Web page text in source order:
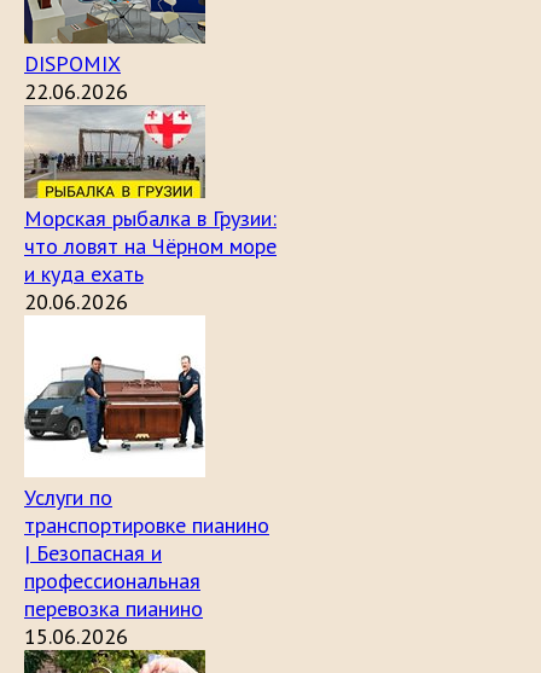
DISPOMIX
22.06.2026
Морская рыбалка в Грузии:
что ловят на Чёрном море
и куда ехать
20.06.2026
Услуги по
транспортировке пианино
| Безопасная и
профессиональная
перевозка пианино
15.06.2026